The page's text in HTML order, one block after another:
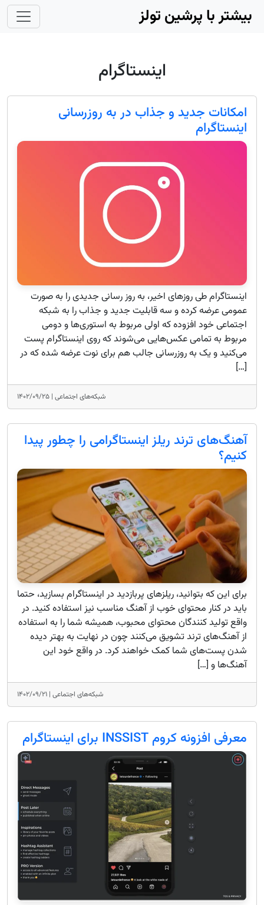
Skip to main content
بیشتر با پرشین تولز
اینستاگرام
امکانات جدید و جذاب در به روزرسانی
اینستاگرام
اینستاگرام طی روزهای اخیر، به روز رسانی جدیدی را به صورت
عمومی عرضه کرده و سه قابلیت جدید و جذاب را به شبکه
اجتماعی خود افزوده که اولی مربوط به استوری‌ها و دومی
مربوط به تمامی عکس‌هایی می‌شوند که روی اینستاگرام پست
می‌کنید و یک به روزرسانی جالب هم برای نوت عرضه شده که در
[…]
شبکه‌های اجتماعی | ۱۴۰۲/۰۹/۲۵
آهنگ‌های ترند ریلز اینستاگرامی را چطور پیدا
کنیم؟
برای این که بتوانید، ریلزهای پربازدید در اینستاگرام بسازید، حتما
باید در کنار محتوای خوب از آهنگ مناسب نیز استفاده کنید. در
واقع تولید کنندگان محتوای محبوب، همیشه شما را به استفاده
از آهنگ‌های ترند تشویق می‌کنند چون در نهایت به بهتر دیده
شدن پست‌های شما کمک خواهند کرد. در واقع خود این
آهنگ‌ها و […]
شبکه‌های اجتماعی | ۱۴۰۲/۰۹/۲۱
معرفی افزونه کروم INSSIST برای اینستاگرام